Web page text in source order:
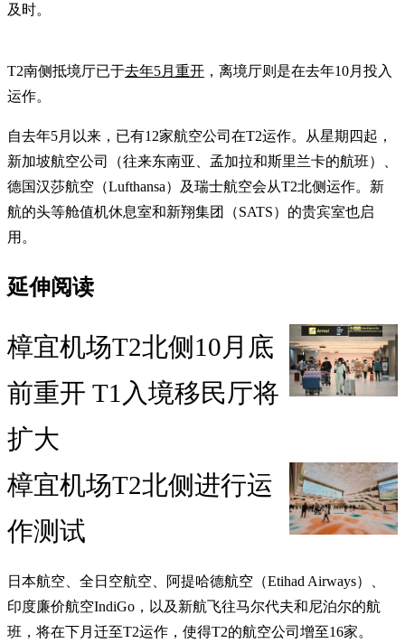
及时。
T2南侧抵境厅已于去年5月重开 ，离境厅则是在去年10月投入
运作。
自去年5月以来，已有12家航空公司在T2运作。从星期四起，
新加坡航空公司（往来东南亚、孟加拉和斯里兰卡的航班）、
德国汉莎航空（Lufthansa）及瑞士航空会从T2北侧运作。新
航的头等舱值机休息室和新翔集团（SATS）的贵宾室也启
用。
延伸阅读
樟宜机场T2北侧10月底
前重开 T1入境移民厅将
扩大
樟宜机场T2北侧进行运
作测试
日本航空、全日空航空、阿提哈德航空（Etihad Airways）、
印度廉价航空IndiGo，以及新航飞往马尔代夫和尼泊尔的航
班，将在下月迁至T2运作，使得T2的航空公司增至16家。